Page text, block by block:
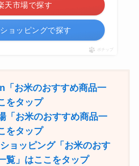
天市場で探す
ョッピングで探す
ポチップ
お米のおすすめ商品一
をタップ
「お米のおすすめ商品一
をタップ
ョッピング「お米のおす
覧」はここをタップ